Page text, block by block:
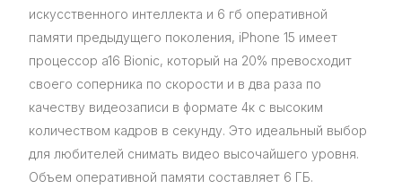
искусственного интеллекта и 6 гб оперативной
памяти предыдущего поколения, iPhone 15 имеет
процессор a16 Bionic, который на 20% превосходит
своего соперника по скорости и в два раза по
качеству видеозаписи в формате 4к с высоким
количеством кадров в секунду. Это идеальный выбор
для любителей снимать видео высочайшего уровня.
Объем оперативной памяти составляет 6 ГБ.